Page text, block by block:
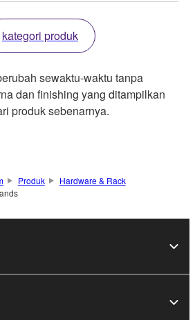
kategori produk
sewaktu-waktu tanpa
dan finishing yang ditampilkan
produk sebenarnya.
Produk
Hardware & Rack